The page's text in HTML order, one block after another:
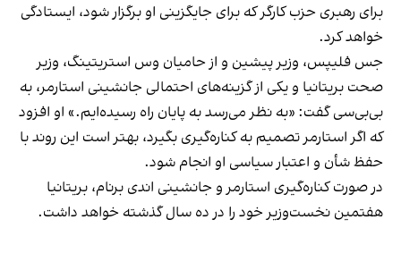
برای رهبری حزب کارگر که برای جایگزینی او برگزار شود، ایستادگی
خواهد کرد.
جس فلیپس، وزیر پیشین و از حامیان وس استریتینگ، وزیر
صحت بریتانیا و یکی از گزینه‌های احتمالی جانشینی استارمر، به
بی‌بی‌سی گفت: «به نظر می‌رسد به پایان راه رسیده‌ایم.» او افزود
که اگر استارمر تصمیم به کناره‌گیری بگیرد، بهتر است این روند با
حفظ شأن و اعتبار سیاسی او انجام شود.
در صورت کناره‌گیری استارمر و جانشینی اندی برنام، بریتانیا
هفتمین نخست‌وزیر خود را در ده سال گذشته خواهد داشت.